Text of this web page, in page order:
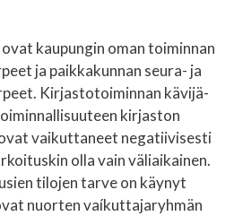
kaupungin oman toiminnan
ja paikkakunnan seura- ja
Kirjastotoiminnan kävijä-
kirjaston
vaikuttaneet negatiivisesti
olla vain väliaikainen.
tilojen tarve on käynyt
nuorten vaíkuttajaryhmän